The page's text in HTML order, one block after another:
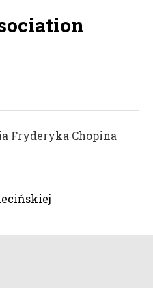
Fryderyka Chopina